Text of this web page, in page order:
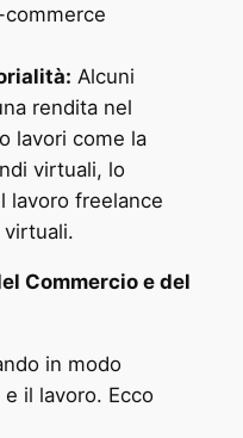
Alcuni
rendita nel
lavori come la
virtuali, lo
lavoro freelance
virtuali.
Commercio e del
in modo
il lavoro. Ecco